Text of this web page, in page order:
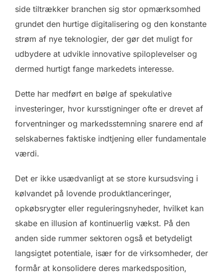
side tiltrækker branchen sig stor opmærksomhed
grundet den hurtige digitalisering og den konstante
strøm af nye teknologier, der gør det muligt for
udbydere at udvikle innovative spiloplevelser og
dermed hurtigt fange markedets interesse.
Dette har medført en bølge af spekulative
investeringer, hvor kursstigninger ofte er drevet af
forventninger og markedsstemning snarere end af
selskabernes faktiske indtjening eller fundamentale
værdi.
Det er ikke usædvanligt at se store kursudsving i
kølvandet på lovende produktlanceringer,
opkøbsrygter eller reguleringsnyheder, hvilket kan
skabe en illusion af kontinuerlig vækst. På den
anden side rummer sektoren også et betydeligt
langsigtet potentiale, især for de virksomheder, der
formår at konsolidere deres markedsposition,